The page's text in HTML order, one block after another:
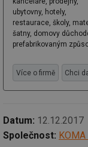
ubytovny, hotely,
restaurace, školy,
šatny, domovy
prefabrikovaným
Více o firmě Chci
Datum: 12.12.2017
Společnost: